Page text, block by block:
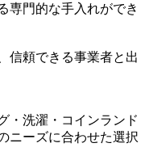
専門的な手入れができ
信頼できる事業者と出
・洗濯・コインランド
ニーズに合わせた選択